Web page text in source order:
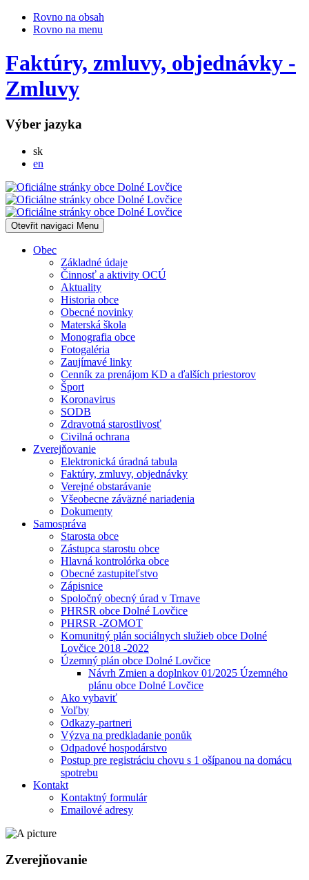
Rovno na obsah
Rovno na menu
Faktúry, zmluvy, objednávky -
Zmluvy
Výber jazyka
skSlovensky
en
Otevřit navigaci Menu
Obec
Základné údaje
Činnosť a aktivity OCÚ
Aktuality
Historia obce
Obecné novinky
Materská škola
Monografia obce
Fotogaléria
Zaujímavé linky
Cenník za prenájom KD a ďalších priestorov
Šport
Koronavirus
SODB
Zdravotná starostlivosť
Civilná ochrana
Zverejňovanie
Elektronická úradná tabula
Faktúry, zmluvy, objednávky
Verejné obstarávanie
Všeobecne záväzné nariadenia
Dokumenty
Samospráva
Starosta obce
Zástupca starostu obce
Hlavná kontrolórka obce
Obecné zastupiteľstvo
Zápisnice
Spoločný obecný úrad v Trnave
PHRSR obce Dolné Lovčice
PHRSR -ZOMOT
Komunitný plán sociálnych služieb obce Dolné
Lovčice 2018 -2022
Územný plán obce Dolné Lovčice
Návrh Zmien a doplnkov 01/2025 Územného
plánu obce Dolné Lovčice
Ako vybaviť
Voľby
Odkazy-partneri
Výzva na predkladanie ponůk
Odpadové hospodárstvo
Postup pre registráciu chovu s 1 ošípanou na domácu
spotrebu
Kontakt
Kontaktný formulár
Emailové adresy
Zverejňovanie